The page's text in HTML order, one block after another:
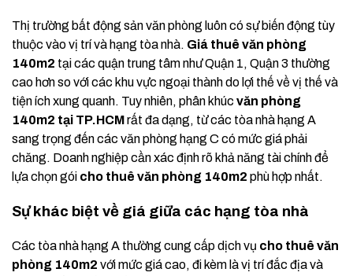
Thị trường bất động sản văn phòng luôn có sự biến động tùy
thuộc vào vị trí và hạng tòa nhà. Giá thuê văn phòng
140m2 tại các quận trung tâm như Quận 1, Quận 3 thường
cao hơn so với các khu vực ngoại thành do lợi thế về vị thế và
tiện ích xung quanh. Tuy nhiên, phân khúc văn phòng
140m2 tại TP.HCMrất đa dạng, từ các tòa nhà hạng A
sang trọng đến các văn phòng hạng C có mức giá phải
chăng. Doanh nghiệp cần xác định rõ khả năng tài chính để
lựa chọn gói cho thuê văn phòng 140m2 phù hợp nhất.
Sự khác biệt về giá giữa các hạng tòa nhà
Các tòa nhà hạng A thường cung cấp dịch vụ cho thuê văn
phòng 140m2 với mức giá cao, đi kèm là vị trí đắc địa và